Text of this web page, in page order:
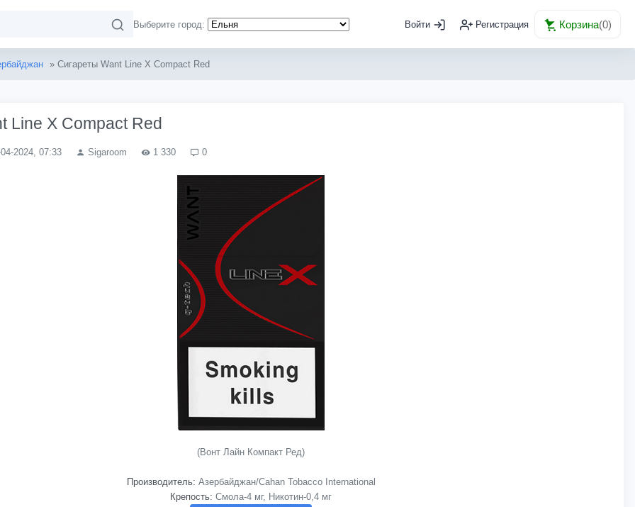
Выберите город: Войти Регистрация Корзина(0)
» Сигареты Want Line X Compact Red
Line X Compact Red
2024, 07:33 Sigaroom 1 330 0
(Вонт Лайн Компакт Ред)
Производитель: Азербайджан/Cahan Tobacco International
Крепость: Смола-4 мг, Никотин-0,4 мг